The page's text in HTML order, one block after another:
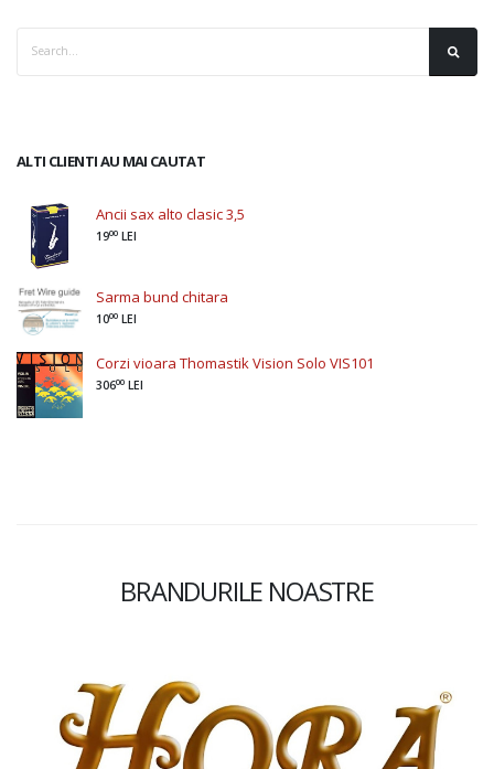
ALTI CLIENTI AU MAI CAUTAT
Ancii sax alto clasic 3,5
1900 LEI
Sarma bund chitara
1000 LEI
Corzi vioara Thomastik Vision Solo VIS101
30600 LEI
BRANDURILE NOASTRE